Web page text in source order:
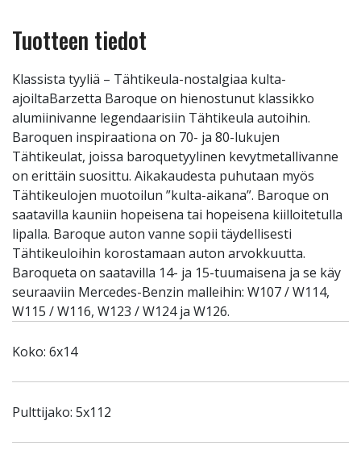
Tuotteen tiedot
Klassista tyyliä – Tähtikeula-nostalgiaa kulta-
ajoiltaBarzetta Baroque on hienostunut klassikko
alumiinivanne legendaarisiin Tähtikeula autoihin.
Baroquen inspiraationa on 70- ja 80-lukujen
Tähtikeulat, joissa baroquetyylinen kevytmetallivanne
on erittäin suosittu. Aikakaudesta puhutaan myös
Tähtikeulojen muotoilun ”kulta-aikana”. Baroque on
saatavilla kauniin hopeisena tai hopeisena kiilloitetulla
lipalla. Baroque auton vanne sopii täydellisesti
Tähtikeuloihin korostamaan auton arvokkuutta.
Baroqueta on saatavilla 14- ja 15-tuumaisena ja se käy
seuraaviin Mercedes-Benzin malleihin: W107 / W114,
W115 / W116, W123 / W124 ja W126.
Koko: 6x14
Pulttijako: 5x112